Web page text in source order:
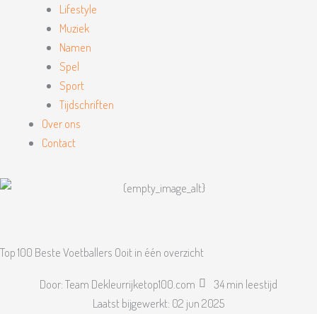
Lifestyle
Muziek
Namen
Spel
Sport
Tijdschriften
Over ons
Contact
Top 100 Beste Voetballers Ooit in één overzicht
Door:Team Dekleurrijketop100.com
34 min leestijd
Laatst bijgewerkt: 02 jun 2025